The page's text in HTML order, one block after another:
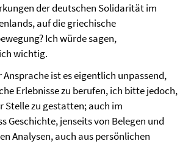
der deutschen Solidarität im
auf die griechische
Ich würde sagen,
wichtig.
Ansprache ist es eigentlich unpassend,
Erlebnisse zu berufen, ich bitte jedoch,
Stelle zu gestatten; auch im
Geschichte, jenseits von Belegen und
Analysen, auch aus persönlichen